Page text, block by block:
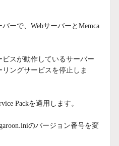
ーで、WebサーバーとMemca
ビスが動作しているサーバー
ングサービスを停止しま
Packを適用します。
のバージョン番号を変